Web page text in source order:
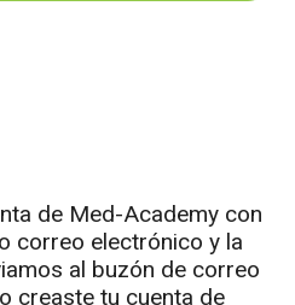
de Med-Academy con
correo electrónico y la
al buzón de correo
creaste tu cuenta de